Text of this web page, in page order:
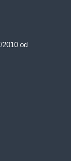
2010 od